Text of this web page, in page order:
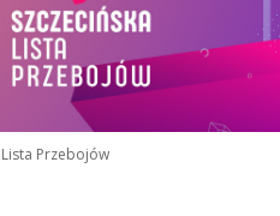
Lista Przebojów